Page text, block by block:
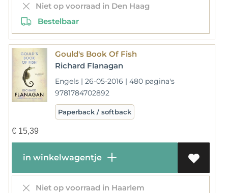
Niet op voorraad in Den Haag
Bestelbaar
Gould's Book Of Fish
Richard Flanagan
Engels | 26-05-2016 | 480 pagina's
9781784702892
Paperback / softback
€15,39
in winkelwagentje
Niet op voorraad in Haarlem